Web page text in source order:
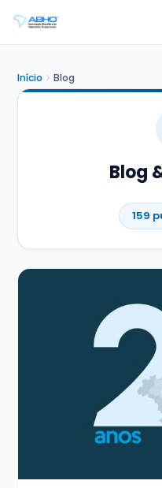
Início Blog
Blog
159